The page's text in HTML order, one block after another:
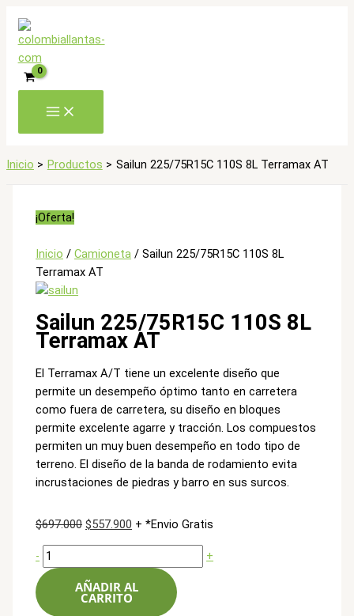
Inicio Productos Sailun 225/75R15C 110S 8L Terramax AT
¡Oferta!
Inicio /Camioneta / Sailun 225/75R15C 110S 8L
Terramax AT
Sailun 225/75R15C 110S 8L
Terramax AT
El Terramax A/T tiene un excelente diseño que
permite un desempeño óptimo tanto en carretera
como fuera de carretera, su diseño en bloques
permite excelente agarre y tracción. Los compuestos
permiten un muy buen desempeño en todo tipo de
terreno. El diseño de la banda de rodamiento evita
incrustaciones de piedras y barro en sus surcos.
$697.000 El
era:
$697.000.
$557.900 El
$557.900.
+ *Envio Gratis
- Sailun
225/75R15C
8L
+
AÑADIR AL
CARRITO